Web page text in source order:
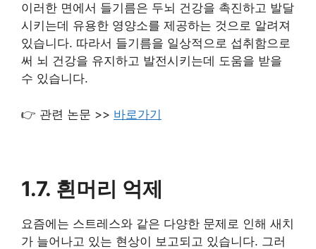
이러한 면에서 들기름은 두뇌 건강을 촉진하고 발달
시키는데 유용한 영양소를 제공하는 것으로 알려져
있습니다. 따라서 들기름을 일상적으로 섭취함으로
써 뇌 건강을 유지하고 발전시키는데 도움을 받을
수 있습니다.
👉 관련 논문 >> 바로가기
1.7. 흰머리 억제
요즘에는 스트레스와 같은 다양한 문제로 인해 새치
가 늘어나고 있는 현상이 보고되고 있습니다. 그러